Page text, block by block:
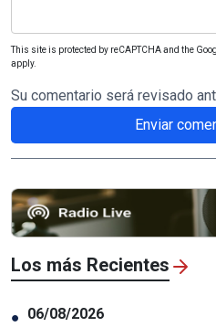
This site is protected by reCAPTCHA and the
apply.
Su comentario será revisado
Enviar
Los más Recientes
● 06/08/2026